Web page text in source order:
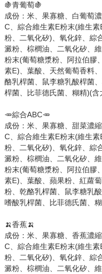
🍇青葡萄🍇
成份：米、果寡糖、白葡萄
C、綜合維生素E粉末(維生
粉、二氧化矽)、氧化鋅、綜
澱粉、棕櫚油、二氧化矽、
粉末(葡萄糖漿粉、阿拉伯膠
素E)、葉酸、天然葡萄香料
酪乳桿菌、鼠李糖乳酸桿菌
桿菌、比菲德氏菌、糊精)(含
🥕綜合ABC🥕
成份：米、果寡糖、甜菜濃
C、綜合維生素E粉末(維生
粉、二氧化矽)、氧化鋅、綜
澱粉、棕櫚油、二氧化矽、
粉末(葡萄糖漿粉、阿拉伯膠
素E)、葉酸、蘋果粉、紅蘿
粉、乾酪乳桿菌、鼠李糖乳
嗜酸乳桿菌、比菲德氏菌、
🍌香蕉🍌
成份：米、果寡糖、香蕉濃
C、綜合維生素E粉末(維生
粉、二氧化矽)、氧化鋅、綜
澱粉、棕櫚油、二氧化矽、